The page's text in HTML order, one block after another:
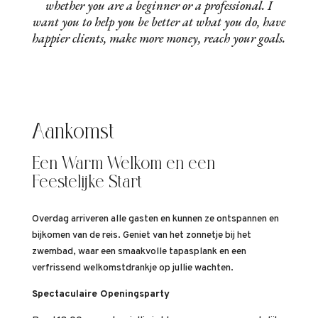
whether you are a beginner or a professional. I
want you to help you be better at what you do, have
happier clients, make more money, reach your goals.
Aankomst
Een Warm Welkom en een
Feestelijke Start
Overdag arriveren alle gasten en kunnen ze ontspannen en
bijkomen van de reis. Geniet van het zonnetje bij het
zwembad, waar een smaakvolle tapasplank en een
verfrissend welkomstdrankje op jullie wachten.
Spectaculaire Openingsparty